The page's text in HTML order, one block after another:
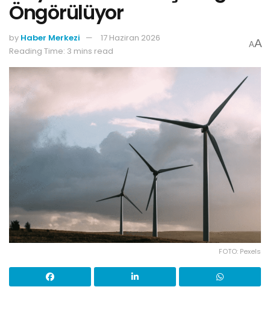
Öngörülüyor
by Haber Merkezi
17 Haziran 2026
Reading Time: 3 mins read
AA
FOTO: Pexels